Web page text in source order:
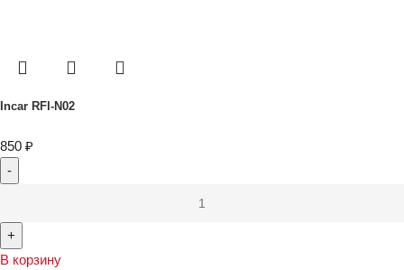
Incar RFI-N02
850 ₽
В корзину